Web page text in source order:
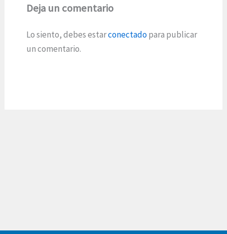
Deja un comentario
Lo siento, debes estarconectadopara publicar
un comentario.